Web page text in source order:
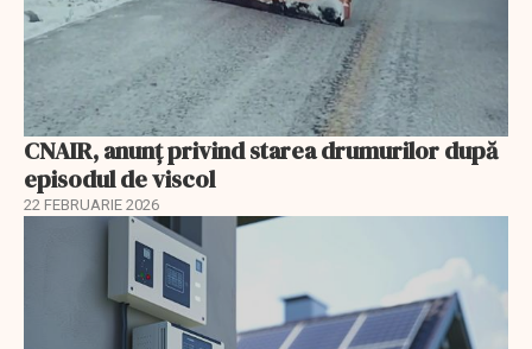
CNAIR, anunț privind starea drumurilor după
episodul de viscol
22 FEBRUARIE 2026